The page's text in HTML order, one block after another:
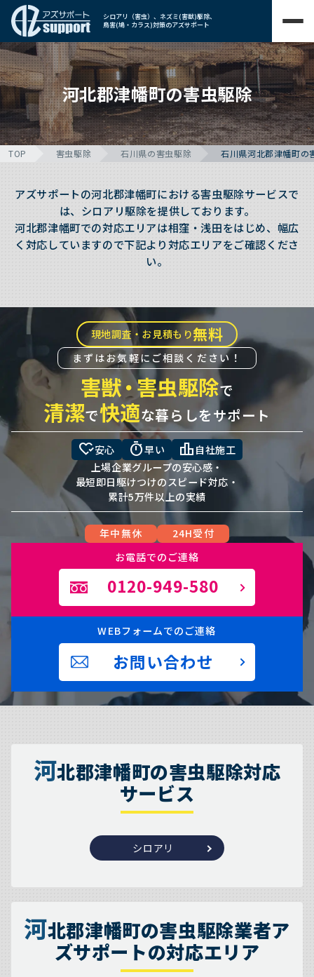
シロアリ（害虫）、ネズミ(害獣)駆除、
鳥害(鳩・カラス)対策のアズサポート
河北郡津幡町の害虫駆除
TOP 害虫駆除 石川県の害虫駆除 石川県河北郡津幡町の
アズサポートの河北郡津幡町における害虫駆除サービスで
は、シロアリ駆除を提供しております。
河北郡津幡町での対応エリアは相窪・浅田をはじめ、幅広
く対応していますので下記より対応エリアをご確認くださ
い。
現地調査・お見積もり無料
まずはお気軽にご相談ください！
害獣・害虫駆除で
清潔で快適な暮らしをサポート
heart_check安心 timer早い leaderboard 自社施工
上場企業グループの安心感・
最短即日駆けつけのスピード対応・
累計5万件以上の実績
年中無休
24H受付
お電話でのご連絡
0120-949-580
WEBフォームでのご連絡
お問い合わせ
河北郡津幡町の害虫駆除対応
サービス
シロアリ
河北郡津幡町の害虫駆除業者ア
ズサポートの対応エリア